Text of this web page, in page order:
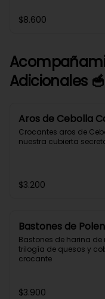
Papas Fritas caseras y
adicional de Alioli
$8.600
Adicionales 🥣
Aros de Cebolla
Crocantes aros de
nuestra cubierta
$3.200
Bastones de
Bastones de harina de
trilogía de quesos y
crocante
$3.900